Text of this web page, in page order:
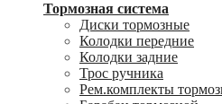
Тормозная система
Диски тормозные
Колодки передние
Колодки задние
Трос ручника
Рем.комплекты